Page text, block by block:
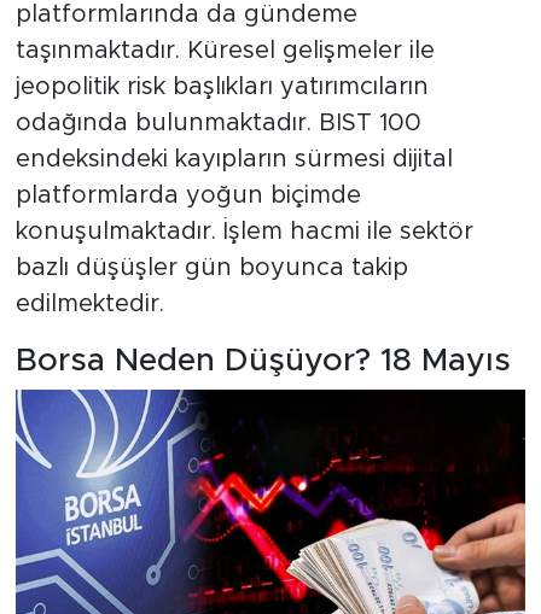
platformlarında da gündeme
taşınmaktadır. Küresel gelişmeler ile
jeopolitik risk başlıkları yatırımcıların
odağında bulunmaktadır. BIST 100
endeksindeki kayıpların sürmesi dijital
platformlarda yoğun biçimde
konuşulmaktadır. İşlem hacmi ile sektör
bazlı düşüşler gün boyunca takip
edilmektedir.
Borsa Neden Düşüyor? 18 Mayıs